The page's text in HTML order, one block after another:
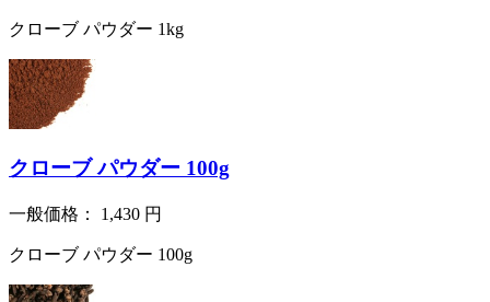
クローブ パウダー 1kg
クローブ パウダー 100g
一般価格： 1,430 円
クローブ パウダー 100g